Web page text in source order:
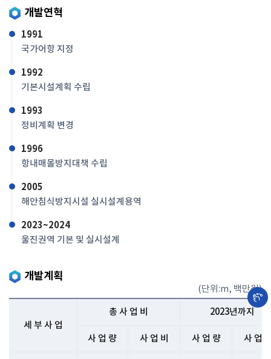
개발연혁
1991
국가어항 지정
1992
기본시설계획 수립
1993
정비계획 변경
1996
항내매몰방지대책 수립
2005
해안침식방지시설 실시설계용역
2023~2024
울진권역 기본 및 실시설계
개발계획
(단위:m, 백만원)
세 부 사 업
총 사 업 비 2023년까지
사 업 량 사 업 비 사 업 량 사 업